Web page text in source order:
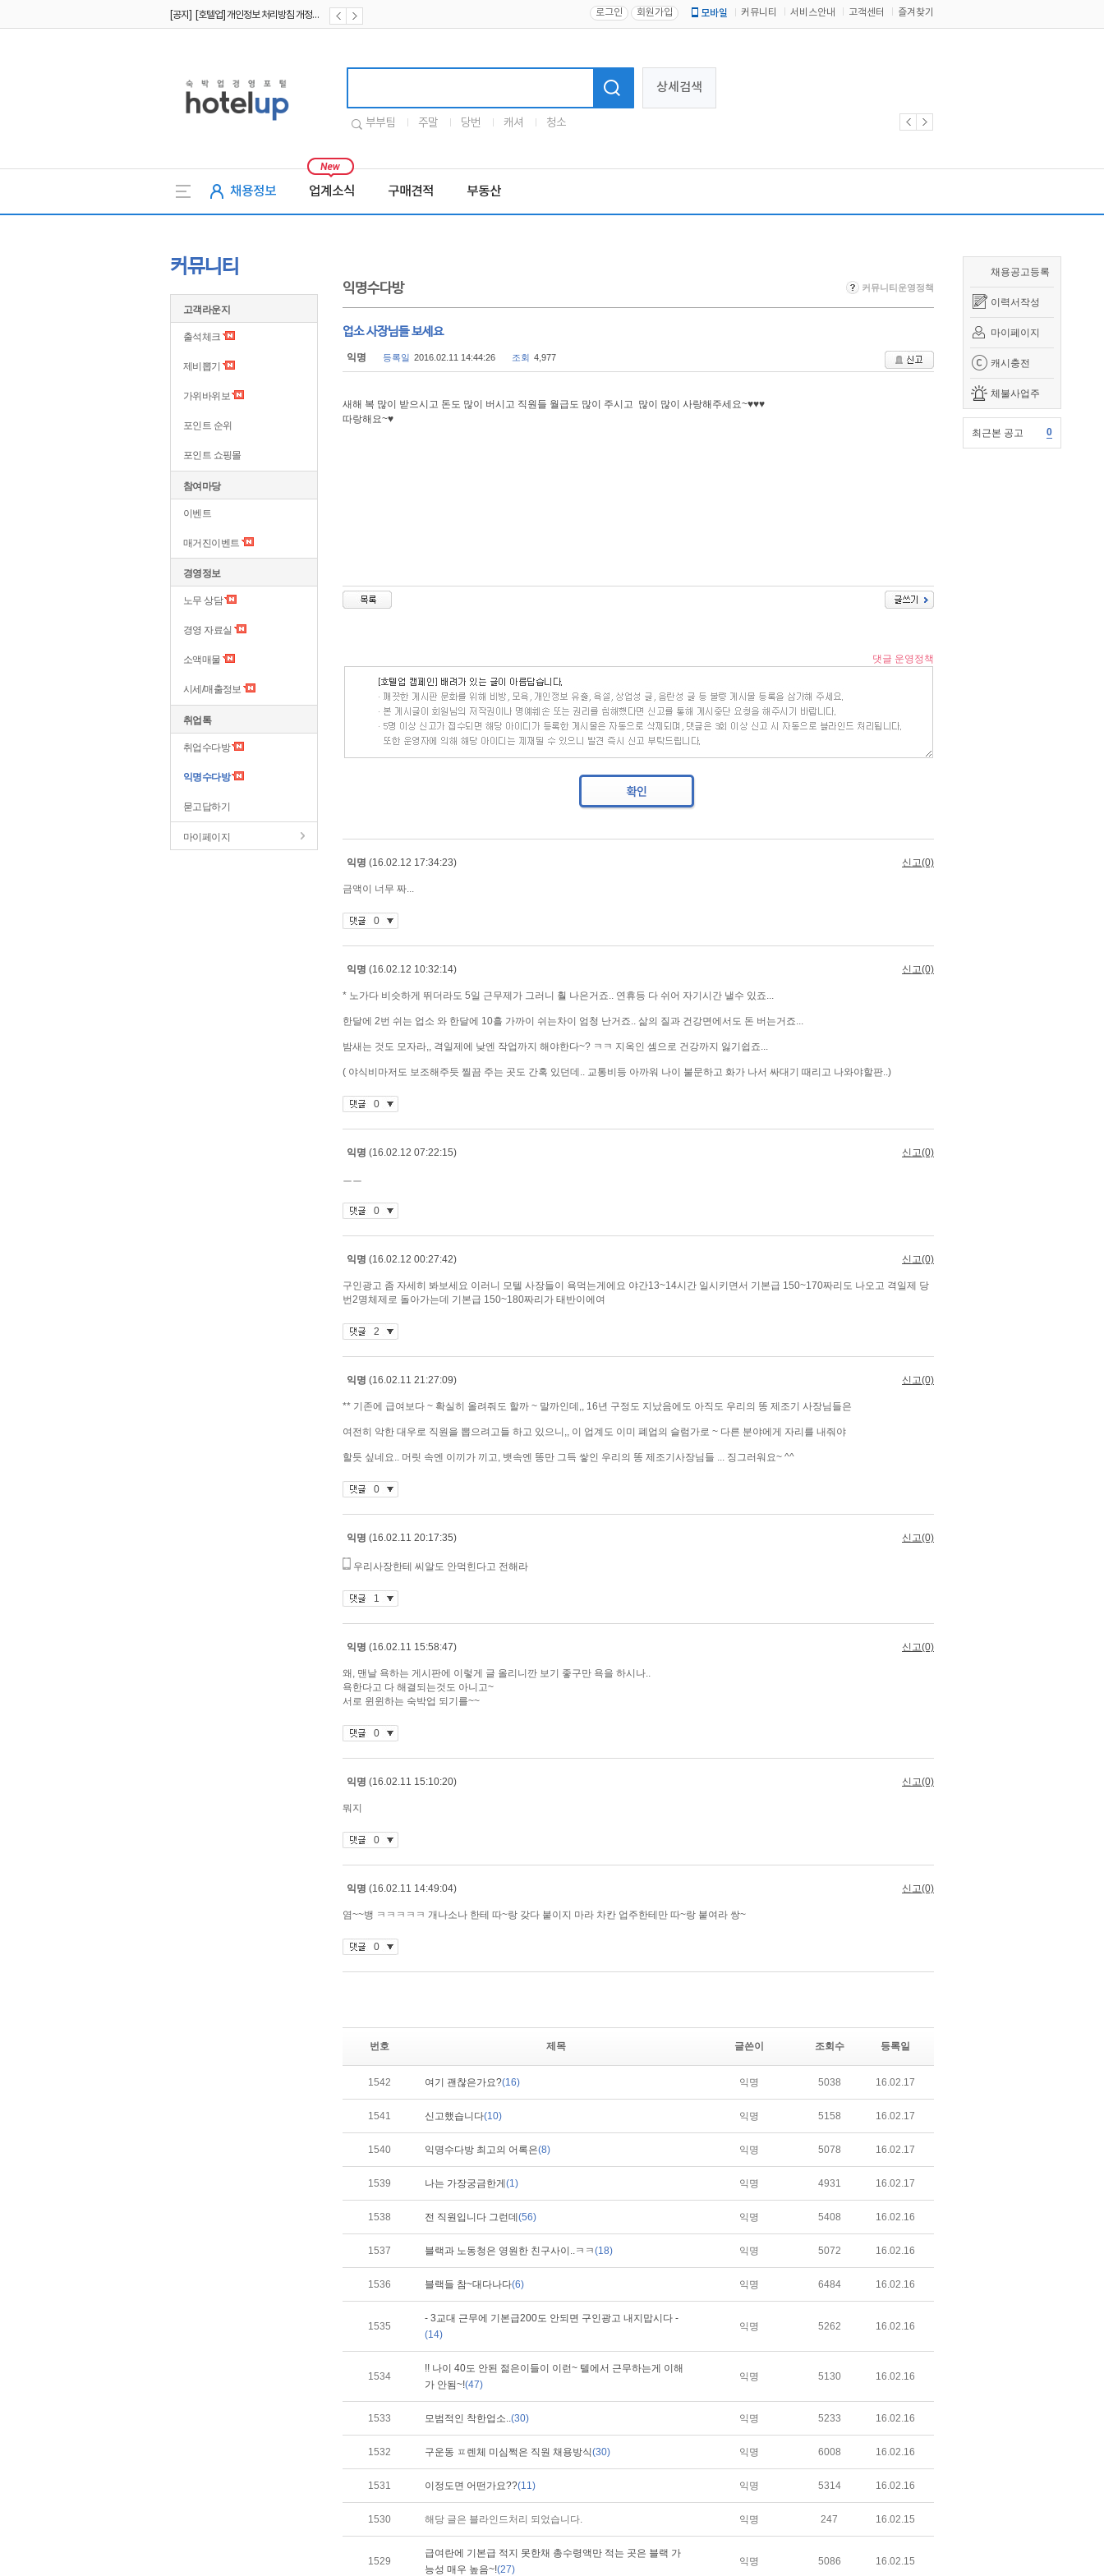
[공지] [호텔업] 개인정보 처리방침 개정본2 (19.09.02) 로그인 회원가입 모바일 커뮤니티 서비스안내 고객센터 즐겨찾기
상세검색
부부팀 주말 당번 캐셔 청소
채용정보 업계소식 구매견적 부동산
채용공고등록
이력서작성
마이페이지
캐시충전
체불사업주
최근본 공고 0
커뮤니티
고객라운지
출석체크
제비뽑기
가위바위보
포인트 순위
포인트 쇼핑몰
참여마당
이벤트
매거진이벤트
경영정보
노무 상담
경영 자료실
소액매물
시세/매출정보
취업톡
취업수다방
익명수다방
묻고답하기
마이페이지
익명수다방 커뮤니티운영정책
업소 사장님들 보세요
익명 등록일 2016.02.11 14:44:26 조회 4,977
새해 복 많이 받으시고 돈도 많이 버시고 직원들 월급도 많이 주시고 많이 많이 사랑해주세요~♥♥♥
따랑해요~♥
번호 제목 글쓴이 조회수 등록일
1542 여기 괜찮은가요?(16) 익명 5038 16.02.17
1541 신고했습니다(10) 익명 5158 16.02.17
1540 익명수다방 최고의 어록은(8) 익명 5078 16.02.17
1539 나는 가장궁금한게 (1) 익명 4931 16.02.17
1538 전 직원입니다 그런데 (56) 익명 5408 16.02.16
1537 블랙과 노동청은 영원한 친구사이..ㅋㅋ(18) 익명 5072 16.02.16
1536 블랙들 참~대다나다(6) 익명 6484 16.02.16
1535
- 3교대 근무에 기본급200도 안되면 구인광고 내지맙시다 -
(14)
익명 5262 16.02.16
1534
!! 나이 40도 안된 젊은이들이 이런~ 텔에서 근무하는게 이해
가 안됨~!(47)
익명 5130 16.02.16
1533 모범적인 착한업소..(30) 익명 5233 16.02.16
1532 구운동 ㅍ렌체 미심쩍은 직원 채용방식(30) 익명 6008 16.02.16
1531 이정도면 어떤가요??(11) 익명 5314 16.02.16
1530 해당 글은 블라인드처리 되었습니다. 익명 247 16.02.15
1529
급여란에 기본급 적지 못한채 총수령액만 적는 곳은 블랙 가
능성 매우 높음~!(27)
익명 5086 16.02.15